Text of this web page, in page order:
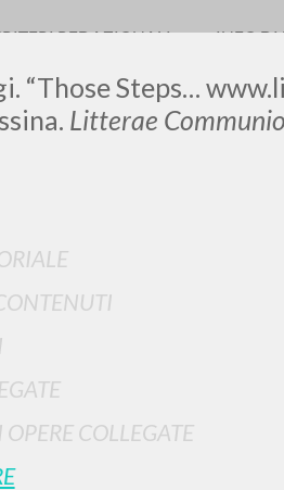
“Those Steps…
Litterae
COLLEGATE
scritti
REDAZIONALI INFO DI